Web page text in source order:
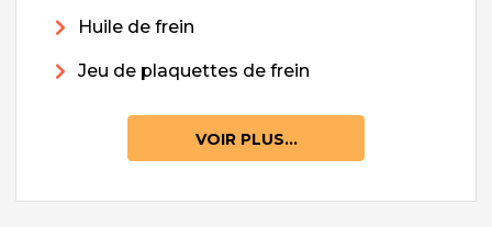
Huile de frein
Jeu de plaquettes de frein
VOIR PLUS...